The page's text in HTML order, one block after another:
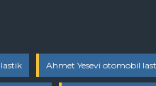
lastik Ahmet Yesevi otomobil